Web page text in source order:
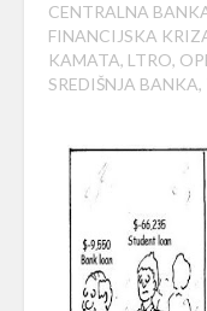
CENTRALNA
FINANCIJSKA
KAMATA, LTRO,
SREDIŠNJA BANKA,